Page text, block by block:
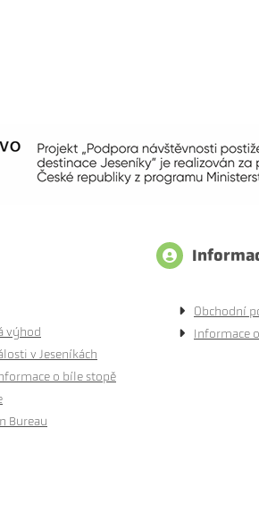
výhod
v Jeseníkách
o bíle stopě
Bureau
Obchodní
Informace